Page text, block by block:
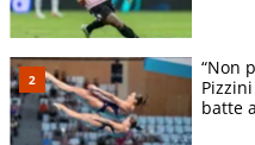
“Non
batte